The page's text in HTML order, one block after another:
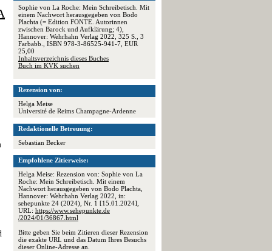
Sophie von La Roche: Mein Schreibetisch. Mit
einem Nachwort herausgegeben von Bodo
Plachta (= Edition FONTE. Autorinnen
zwischen Barock und Aufklärung; 4),
Hannover: Wehrhahn Verlag 2022, 325 S., 3
Farbabb., ISBN 978-3-86525-941-7, EUR
25,00
Inhaltsverzeichnis dieses Buches
Buch im KVK suchen
Rezension von:
Helga Meise
Université de Reims Champagne-Ardenne
Redaktionelle Betreuung:
Sebastian Becker
Empfohlene Zitierweise:
Helga Meise: Rezension von: Sophie von La
Roche: Mein Schreibetisch. Mit einem
Nachwort herausgegeben von Bodo Plachta,
Hannover: Wehrhahn Verlag 2022, in:
sehepunkte 24 (2024), Nr. 1 [15.01.2024],
URL: https://www.sehepunkte.de
/2024/01/36867.html
Bitte geben Sie beim Zitieren dieser Rezension
die exakte URL und das Datum Ihres Besuchs
dieser Online-Adresse an.